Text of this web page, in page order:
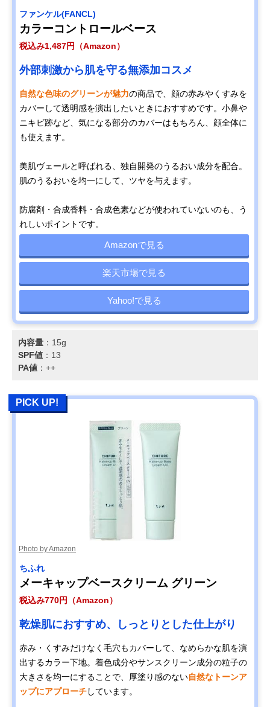
ファンケル(FANCL)
カラーコントロールベース
税込み1,487円（Amazon）
外部刺激から肌を守る無添加コスメ
自然な色味のグリーンが魅力の商品で、顔の赤みやくすみを
カバーして透明感を演出したいときにおすすめです。小鼻や
ニキビ跡など、気になる部分のカバーはもちろん、顔全体に
も使えます。
美肌ヴェールと呼ばれる、独自開発のうるおい成分を配合。
肌のうるおいを均一にして、ツヤを与えます。
防腐剤・合成香料・合成色素などが使われていないのも、う
れしいポイントです。
Amazonで見る
楽天市場で見る
Yahoo!で見る
内容量 ：15g
SPF値 ：13
PA値 ：++
PICK UP!
Photo by Amazon
ちふれ
メーキャップベースクリーム グリーン
税込み770円（Amazon）
乾燥肌におすすめ、しっとりとした仕上がり
赤み・くすみだけなく毛穴もカバーして、なめらかな肌を演
出するカラー下地。着色成分やサンスクリーン成分の粒子の
大きさを均一にすることで、厚塗り感のない自然なトーンア
ップにアプローチしています。